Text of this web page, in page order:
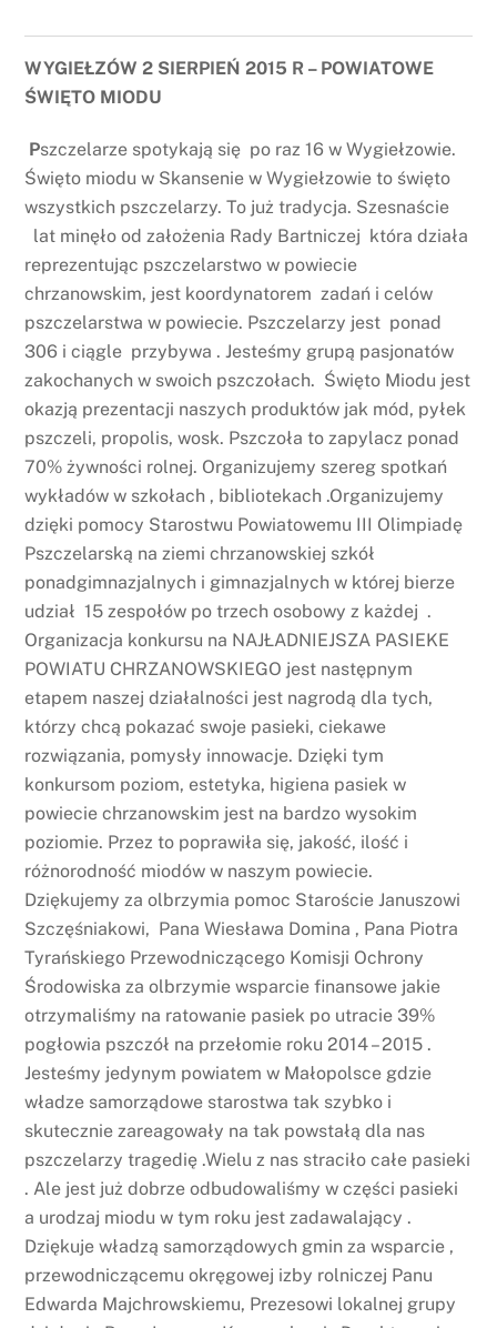
WYGIEŁZÓW 2 SIERPIEŃ 2015 R – POWIATOWE
ŚWIĘTO MIODU
Pszczelarze spotykają się po raz 16 w Wygiełzowie.
Święto miodu w Skansenie w Wygiełzowie to święto
wszystkich pszczelarzy. To już tradycja. Szesnaście
lat minęło od założenia Rady Bartniczej która działa
reprezentując pszczelarstwo w powiecie
chrzanowskim, jest koordynatorem zadań i celów
pszczelarstwa w powiecie. Pszczelarzy jest ponad
306 i ciągle przybywa . Jesteśmy grupą pasjonatów
zakochanych w swoich pszczołach. Święto Miodu jest
okazją prezentacji naszych produktów jak mód, pyłek
pszczeli, propolis, wosk. Pszczoła to zapylacz ponad
70% żywności rolnej. Organizujemy szereg spotkań
wykładów w szkołach , bibliotekach .Organizujemy
dzięki pomocy Starostwu Powiatowemu III Olimpiadę
Pszczelarską na ziemi chrzanowskiej szkół
ponadgimnazjalnych i gimnazjalnych w której bierze
udział 15 zespołów po trzech osobowy z każdej .
Organizacja konkursu na NAJŁADNIEJSZA PASIEKE
POWIATU CHRZANOWSKIEGO jest następnym
etapem naszej działalności jest nagrodą dla tych,
którzy chcą pokazać swoje pasieki, ciekawe
rozwiązania, pomysły innowacje. Dzięki tym
konkursom poziom, estetyka, higiena pasiek w
powiecie chrzanowskim jest na bardzo wysokim
poziomie. Przez to poprawiła się, jakość, ilość i
różnorodność miodów w naszym powiecie.
Dziękujemy za olbrzymia pomoc Staroście Januszowi
Szczęśniakowi, Pana Wiesława Domina , Pana Piotra
Tyrańskiego Przewodniczącego Komisji Ochrony
Środowiska za olbrzymie wsparcie finansowe jakie
otrzymaliśmy na ratowanie pasiek po utracie 39%
pogłowia pszczół na przełomie roku 2014 – 2015 .
Jesteśmy jedynym powiatem w Małopolsce gdzie
władze samorządowe starostwa tak szybko i
skutecznie zareagowały na tak powstałą dla nas
pszczelarzy tragedię .Wielu z nas straciło całe pasieki
. Ale jest już dobrze odbudowaliśmy w części pasieki
a urodzaj miodu w tym roku jest zadawalający .
Dziękuje władzą samorządowych gmin za wsparcie ,
przewodniczącemu okręgowej izby rolniczej Panu
Edwarda Majchrowskiemu, Prezesowi lokalnej grupy